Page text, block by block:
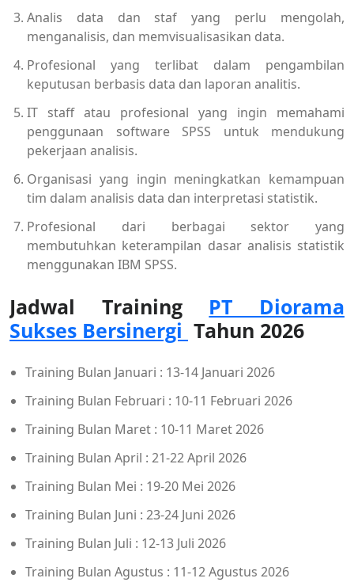
Analis data dan staf yang perlu mengolah,
menganalisis, dan memvisualisasikan data.
Profesional yang terlibat dalam pengambilan
keputusan berbasis data dan laporan analitis.
IT staff atau profesional yang ingin memahami
penggunaan software SPSS untuk mendukung
pekerjaan analisis.
Organisasi yang ingin meningkatkan kemampuan
tim dalam analisis data dan interpretasi statistik.
Profesional dari berbagai sektor yang
membutuhkan keterampilan dasar analisis statistik
menggunakan IBM SPSS.
Jadwal Training PT Diorama
Sukses Bersinergi Tahun 2026
Training Bulan Januari : 13-14 Januari 2026
Training Bulan Februari : 10-11 Februari 2026
Training Bulan Maret : 10-11 Maret 2026
Training Bulan April : 21-22 April 2026
Training Bulan Mei : 19-20 Mei 2026
Training Bulan Juni : 23-24 Juni 2026
Training Bulan Juli : 12-13 Juli 2026
Training Bulan Agustus : 11-12 Agustus 2026